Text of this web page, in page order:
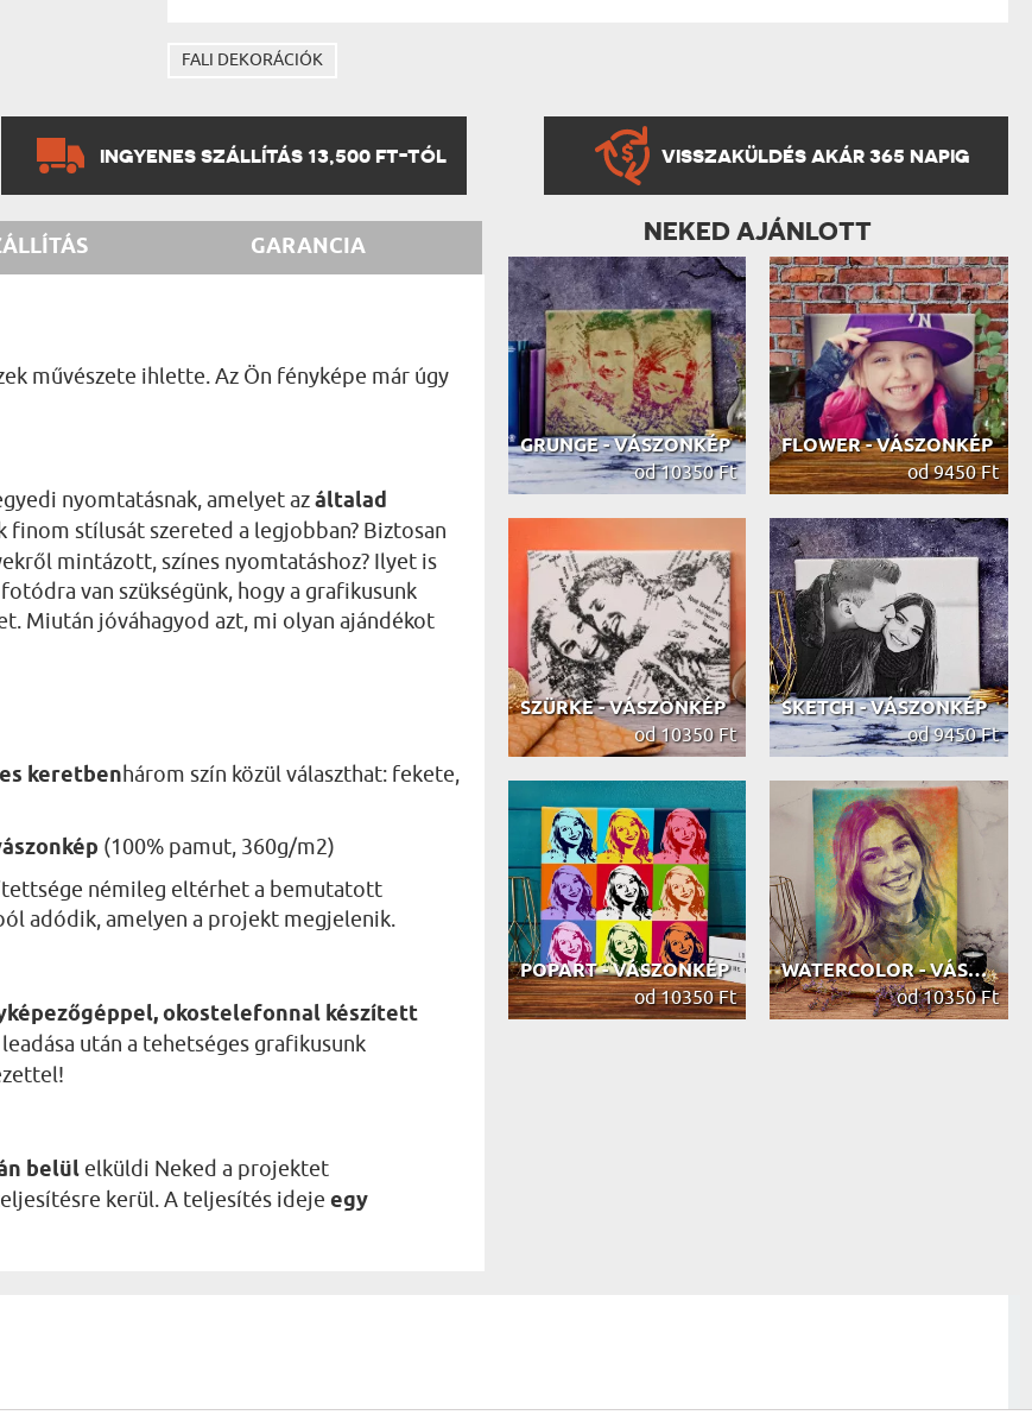
FALI DEKORÁCIÓK
INGYENES SZÁLLÍTÁS 13,500 FT-TÓL VISSZAKÜLDÉS AKÁR 365 NAPIG
GARANCIA
művészete ihlette. Az Ön fényképe már úgy
nyomtatásnak, amelyet azáltalad
finom stílusát szereted a legjobban? Biztosan
mintázott, színes nyomtatáshoz? Ilyet is
van szükségünk, hogy a grafikusunk
Miután jóváhagyod azt, mi olyan ajándékot
keretbenhárom szín közül választhat: fekete,
(100% pamut, 360g/m2)
némileg eltérhet a bemutatott
adódik, amelyen a projekt megjelenik.
okostelefonnal készített
után a tehetséges grafikusunk
belül elküldi Neked a projektet
kerül. A teljesítés ideje egy
NEKED AJÁNLOTT
GRUNGE - VÁSZONKÉP
od 10350 Ft
FLOWER - VÁSZONKÉP
od 9450 Ft
SZÜRKE - VÁSZONKÉP
od 10350 Ft
SKETCH - VÁSZONKÉP
od 9450 Ft
POPART - VÁSZONKÉP
od 10350 Ft
WATERCOLOR - VÁSZONKÉP
od 10350 Ft